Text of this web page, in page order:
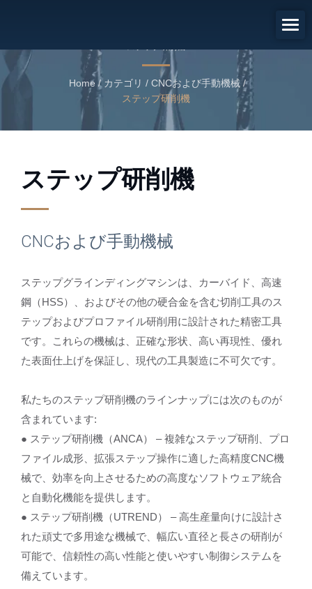
Home / カテゴリ / CNCおよび手動機械 /
ステップ研削機
ステップ研削機
CNCおよび手動機械
ステップグラインディングマシンは、カーバイド、高速
鋼（HSS）、およびその他の硬合金を含む切削工具のス
テップおよびプロファイル研削用に設計された精密工具
です。これらの機械は、正確な形状、高い再現性、優れ
た表面仕上げを保証し、現代の工具製造に不可欠です。
私たちのステップ研削機のラインナップには次のものが
含まれています:
● ステップ研削機（ANCA） – 複雑なステップ研削、プロ
ファイル成形、拡張ステップ操作に適した高精度CNC機
械で、効率を向上させるための高度なソフトウェア統合
と自動化機能を提供します。
● ステップ研削機（UTREND） – 高生産量向けに設計さ
れた頑丈で多用途な機械で、幅広い直径と長さの研削が
可能で、信頼性の高い性能と使いやすい制御システムを
備えています。